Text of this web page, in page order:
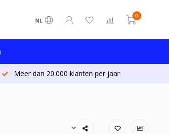
NL
0
Meer dan 20.000 klanten per jaar